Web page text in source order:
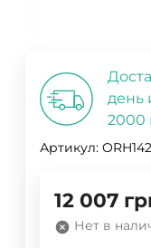
день
2000
Артикул:
12 007
Нет в